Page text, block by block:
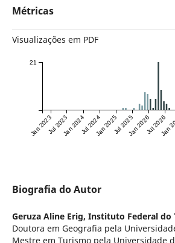
Métricas
Visualizações em PDF
Jan 2023Jul 2023Jan 2024Jul 2024Jan 2025Jul 2025Jan 2026Jul 2026
Jan
21
Biografia do Autor
Geruza Aline Erig, Instituto Federal do
Doutora em Geografia pela
Mestre em Turismo pela Universidade